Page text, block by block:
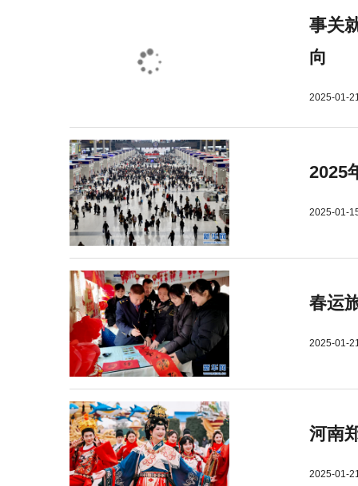
事关
向
2025-01-
2025
2025-01-
春运
2025-01-
河南
2025-01-